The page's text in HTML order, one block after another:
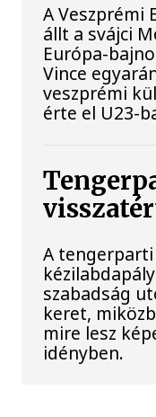
A Veszprémi
állt a svájci
Európa-
Vince
veszprémi
érte el U23-
A
szabadság
keret,
mire lesz
idényben.